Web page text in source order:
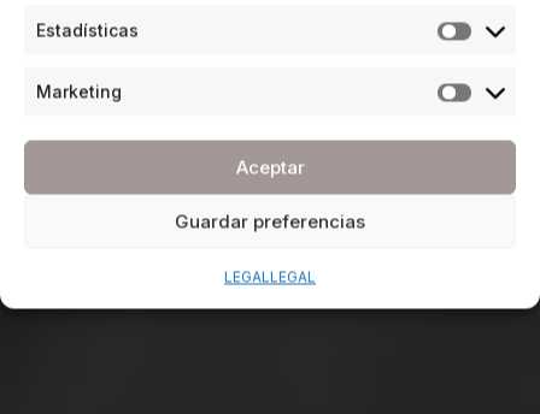
Estadísticas
Marketing
Aceptar
Guardar preferencias
LEGALLEGAL